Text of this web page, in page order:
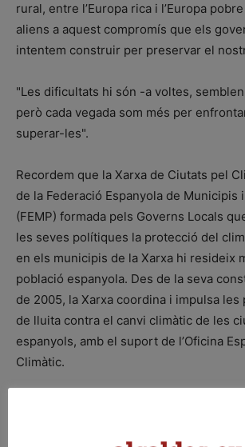
rural, entre l’Europa rica i l’Europa
aliens a aquest compromís que els
intentem construir per preservar el
"Les dificultats hi són -a voltes,
però cada vegada som més per
superar-les".
Recordem que la Xarxa de Ciutats pel
de la Federació Espanyola de Municipis
(FEMP) formada pels Governs Locals
les seves polítiques la protecció del
en els municipis de la Xarxa hi resideix
població espanyola. Des de la seva
de 2005, la Xarxa coordina i impulsa
de lluita contra el canvi climàtic de les
espanyols, amb el suport de l’Oficina
Climàtic.